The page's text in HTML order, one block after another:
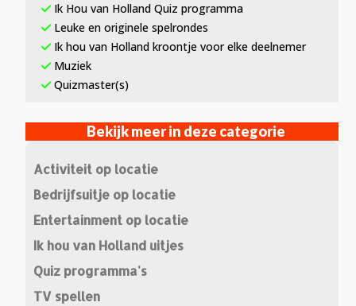
Ik Hou van Holland Quiz programma
Leuke en originele spelrondes
Ik hou van Holland kroontje voor elke deelnemer
Muziek
Quizmaster(s)
Bekijk meer in deze categorie
Activiteit op locatie
Bedrijfsuitje op locatie
Entertainment op locatie
Ik hou van Holland uitjes
Quiz programma's
TV spellen